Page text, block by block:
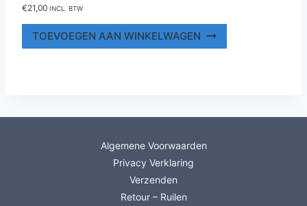
€21,00 INCL. BTW
TOEVOEGEN AAN WINKELWAGEN
Algemene Voorwaarden
Privacy Verklaring
Verzenden
Retour – Ruilen